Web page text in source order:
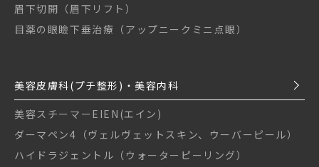
眉下切開（眉下リフト）
目薬の眼瞼下垂治療（アップニークミニ点眼）
美容皮膚科(プチ整形)・美容内科
美容スチーマーEIEN(エイン)
ダーマペン4（ヴェルヴェットスキン、ウーバーピール）
ハイドラジェントル（ウォーターピーリング）